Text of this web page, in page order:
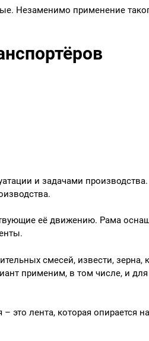
Незаменимо применение
и задачами производства.
её движению. Рама
смесей, извести, зерна,
применим, в том числе, и для
это лента, которая опирается на